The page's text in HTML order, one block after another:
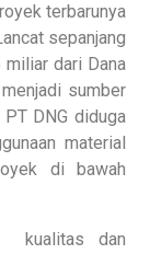
terbarunya
sepanjang
dari Dana
sumber
DNG diduga
material
di bawah
kualitas dan